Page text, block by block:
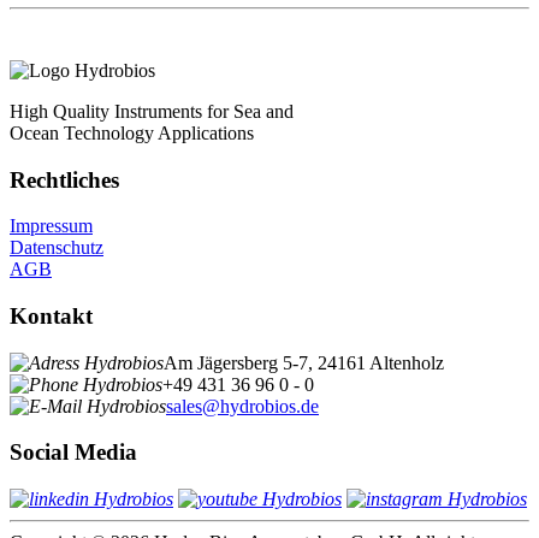
High Quality Instruments for Sea and
Ocean Technology Applications
Rechtliches
Impressum
Datenschutz
AGB
Kontakt
Am Jägersberg 5-7, 24161 Altenholz
+49 431 36 96 0 - 0
sales@hydrobios.de
Social Media